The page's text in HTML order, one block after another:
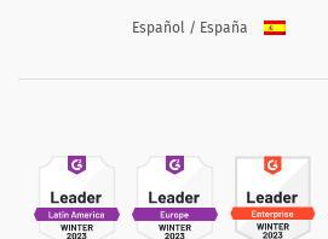
Español / España